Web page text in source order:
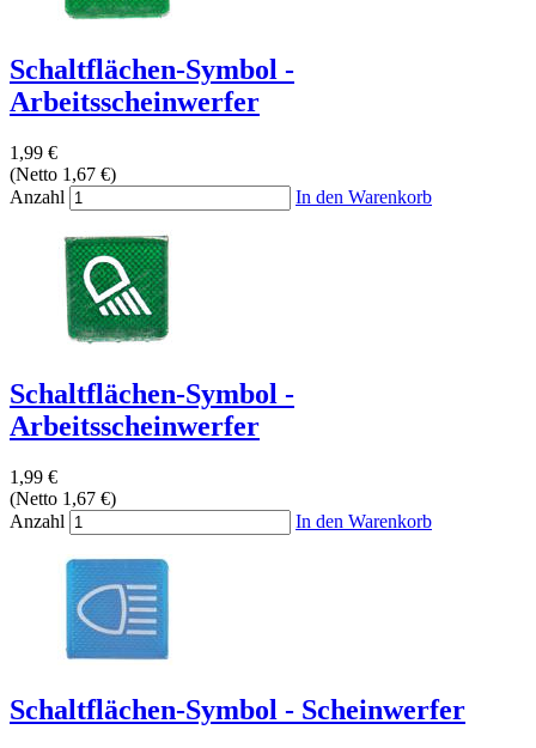
Schaltflächen-Symbol -
Arbeitsscheinwerfer
1,99 €
(Netto 1,67 €)
Anzahl
In den Warenkorb
Schaltflächen-Symbol -
Arbeitsscheinwerfer
1,99 €
(Netto 1,67 €)
Anzahl
In den Warenkorb
Schaltflächen-Symbol - Scheinwerfer